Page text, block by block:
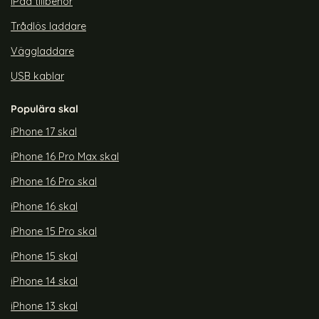
Trådlös laddare
Väggladdare
USB kablar
Populära skal
iPhone 17 skal
iPhone 16 Pro Max skal
iPhone 16 Pro skal
iPhone 16 skal
iPhone 15 Pro skal
iPhone 15 skal
iPhone 14 skal
iPhone 13 skal